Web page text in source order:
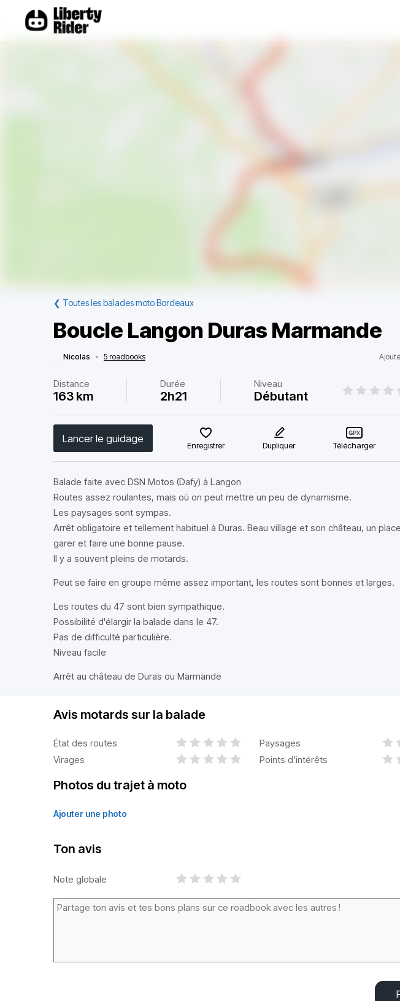
❮ Toutes les balades moto Bordeaux
Boucle Langon Duras Marmande
Nicolas • 5 roadbooks
Distance
163 km
Durée
2h21
Niveau
Débutant
Lancer le guidage
Enregistrer Dupliquer Télécharger
Balade faite avec DSN Motos (Dafy) à Langon
Routes assez roulantes, mais où on peut mettre un peu de dynamisme.
Les paysages sont sympas.
Arrêt obligatoire et tellement habituel à Duras. Beau village et son château, un
garer et faire une bonne pause.
Il y a souvent pleins de motards.
Peut se faire en groupe même assez important, les routes sont bonnes et larges.
Les routes du 47 sont bien sympathique.
Possibilité d'élargir la balade dans le 47.
Pas de difficulté particulière.
Niveau facile
Arrêt au château de Duras ou Marmande
Avis motards sur la balade
État des routes
Paysages
Virages
Points d’intérêts
Photos du trajet à moto
Ajouter une photo
Ton avis
Note globale